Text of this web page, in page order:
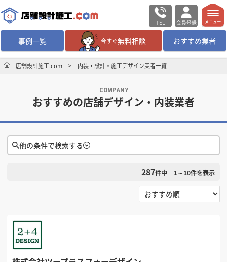
TEL 会員登録
事例一覧 今すぐ無料相談 おすすめ業者
無料相談 ログイン／会員登録
業者を探す
店舗・商業施設の施工事例を探す
マッチング案件一覧
掲載希望のデザイン
メニュー
店舗設計施工.com 内装・設計・施工デザイン業者一覧
COMPANY
おすすめの店舗デザイン・内装業者
他の条件で検索する
287件中 1～10件を表示